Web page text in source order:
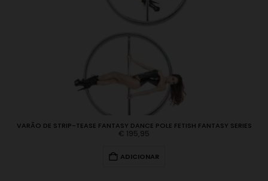
VARÃO DE STRIP-TEASE FANTASY DANCE POLE FETISH FANTASY SERIES
€ 195,95
ADICIONAR